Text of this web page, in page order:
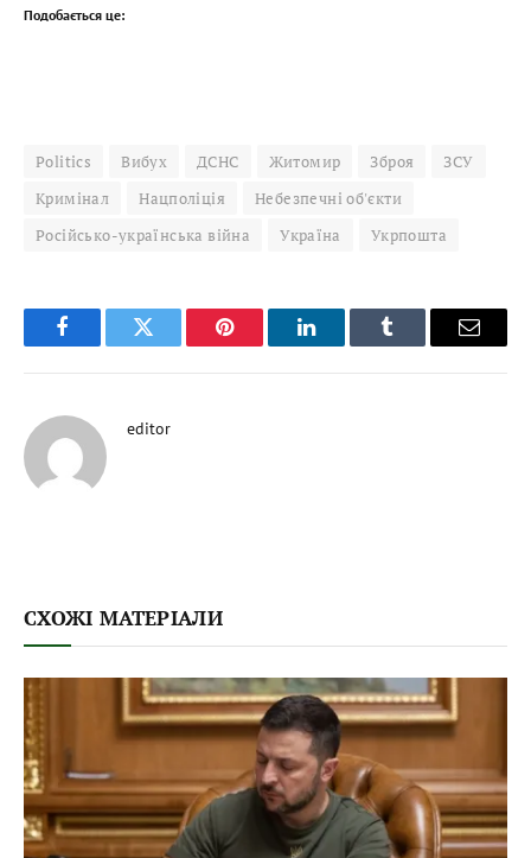
Подобається це:
Politics Вибух ДСНС Житомир Зброя
ЗСУ
Кримінал
Нацполіція
Небезпечні об'єкти
Російсько-українська війна
Україна Укрпошта
FacebookTwitter Pinterest LinkedInTumblr Email
editor
СХОЖІ МАТЕРІАЛИ